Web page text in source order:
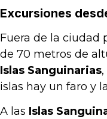
Excursiones
Fuera de la ciudad
de 70 metros de
Islas Sanguinarias
islas hay un faro y
A las Islas